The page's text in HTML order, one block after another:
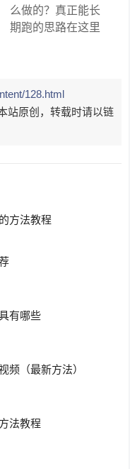
么做的？真正能长
期跑的思路在这里
128.html
站原创，转载时请以链
方法教程
有哪些
频（最新方法）
法教程